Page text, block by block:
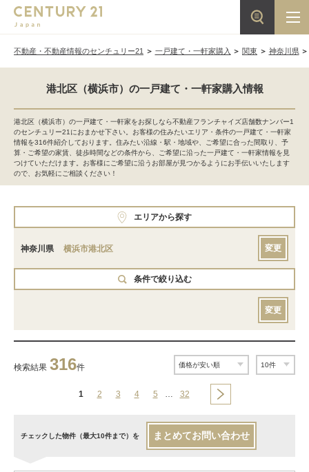
不動産・不動産情報のセンチュリー21 一戸建て・一軒家購入 関東 神奈川県
港北区（横浜市）の一戸建て・一軒家購入情報
港北区（横浜市）の一戸建て・一軒家をお探しなら不動産フランチャイズ店舗数ナンバー1
のセンチュリー21におまかせ下さい。お客様の住みたいエリア・条件の一戸建て・一軒家
情報を316件紹介しております。住みたい沿線・駅・地域や、ご希望に合った間取り、予
算・ご希望の家賃、徒歩時間などの条件から、ご希望に沿った一戸建て・一軒家情報を見
つけていただけます。お客様にご希望に沿うお部屋が見つかるようにお手伝いいたします
ので、お気軽にご相談ください！
エリアから探す
神奈川県 横浜市港北区 変更
条件で絞り込む
変更
検索結果 316件
1 2 3 4 5 … 32
チェックした物件（最大10件まで）を まとめてお問い合わせ